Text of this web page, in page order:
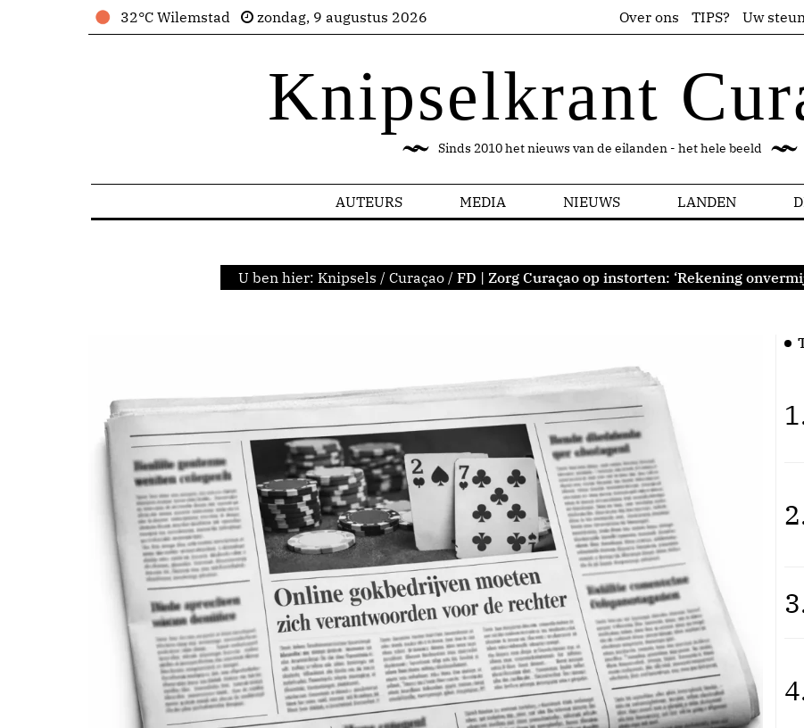
32°C Wilemstad zondag, 9 augustus 2026 Over ons TIPS? Uw
Knipselkrant
Sinds 2010 het nieuws van de eilanden - het hele beeld
AUTEURS MEDIA NIEUWS LANDEN
U ben hier: Knipsels / Curaçao / FD | Zorg Curaçao op instorten: ‘Rekening